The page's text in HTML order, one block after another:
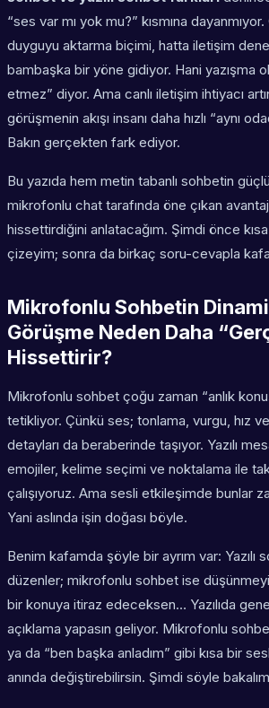
“ses var mı yok mu?” kısmına
duyguyu aktarma biçimi, hatta iletişim
bambaşka bir yöne gidiyor. Hani yazışma
etmez” diyor. Ama canlı iletişim ihtiyacı
görüşmenin akışı insanı daha hızlı “aynı
Bakın gerçekten fark ediyor.
Bu yazıda hem metin tabanlı sohbetin
mikrofonlu chat tarafında öne çıkan
hissettirdiğini anlatacağım. Şimdi önce
çizeyim; sonra da birkaç soru-cevapla
Mikrofonlu Sohbetin
Görüşme Neden Daha
Hissettirir?
Mikrofonlu sohbet çoğu zaman “anlık
tetikliyor. Çünkü ses; tonlama, vurgu, hız
detayları da beraberinde taşıyor. Yazılı
emojiler, kelime seçimi ve noktalama ile
çalışıyoruz. Ama sesli etkileşimde bunlar
Yani aslında işin doğası böyle.
Benim kafamda şöyle bir ayrım var: Yazılı
düzenler; mikrofonlu sohbet ise düşünmeyi
bir konuya itiraz edeceksen… Yazılıda
açıklama yapasın geliyor. Mikrofonlu
ya da “ben başka anladım” gibi kısa bir
anında değiştirebilirsin. Şimdi söyle